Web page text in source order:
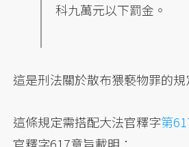
科九萬元以下罰金。
這是刑法關於散布猥褻物罪的規
這條規定需搭配大法官釋字第